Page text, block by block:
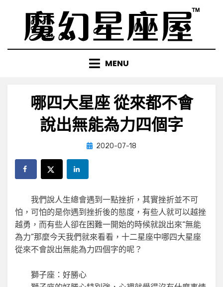
content
MENU
哪四大星座 從來都不會
說出無能為力四個字
by小編
Posted
2020-07-18
我們說人生總會遇到一點挫折，其實挫折並不可
怕，可怕的是你遇到挫折後的態度，有些人就可以越挫
越勇，而有些人卻在困難一開始的時候就說出來“無能
為力”那麼今天我們就來看看，十二星座中哪四大星座
從來不會說出無能為力四個字的呢？
獅子座：好勝心